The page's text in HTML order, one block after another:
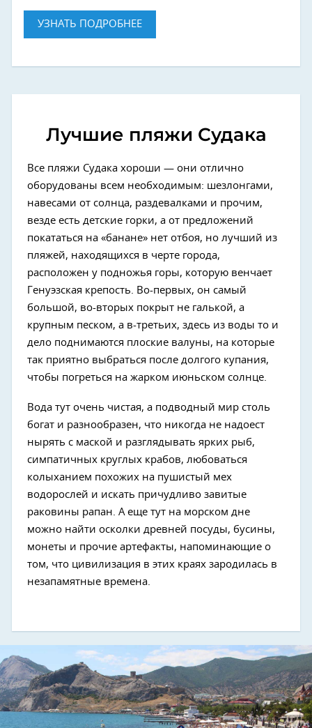
УЗНАТЬ ПОДРОБНЕЕ
Лучшие пляжи Судака
Все пляжи Судака хороши — они отлично
оборудованы всем необходимым: шезлонгами,
навесами от солнца, раздевалками и прочим,
везде есть детские горки, а от предложений
покататься на «банане» нет отбоя, но лучший из
пляжей, находящихся в черте города,
расположен у подножья горы, которую венчает
Генуэзская крепость. Во-первых, он самый
большой, во-вторых покрыт не галькой, а
крупным песком, а в-третьих, здесь из воды то и
дело поднимаются плоские валуны, на которые
так приятно выбраться после долгого купания,
чтобы погреться на жарком июньском солнце.
Вода тут очень чистая, а подводный мир столь
богат и разнообразен, что никогда не надоест
нырять с маской и разглядывать ярких рыб,
симпатичных круглых крабов, любоваться
колыханием похожих на пушистый мех
водорослей и искать причудливо завитые
раковины рапан. А еще тут на морском дне
можно найти осколки древней посуды, бусины,
монеты и прочие артефакты, напоминающие о
том, что цивилизация в этих краях зародилась в
незапамятные времена.